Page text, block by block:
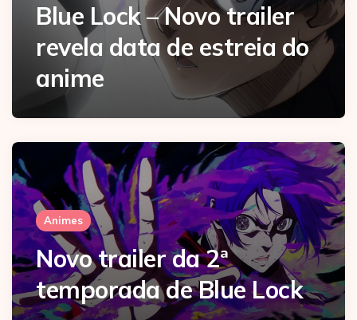
Blue Lock – Novo trailer
revela data de estreia do
anime
Animes
Novo trailer da 2ª
temporada de Blue Lock